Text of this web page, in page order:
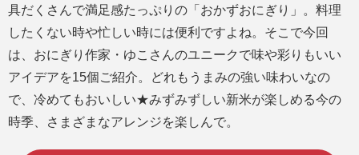
具だくさんで満足感たっぷりの「おかずおにぎり」。料理
したくない時や忙しい時には便利ですよね。そこで今回
は、おにぎり作家・ゆこさんのユニークで味や彩りもいい
アイデアを15個ご紹介。どれもうまみの強い味わいなの
で、冷めてもおいしい★みずみずしい新米が楽しめる今の
時季、さまざまなアレンジを楽しんで。